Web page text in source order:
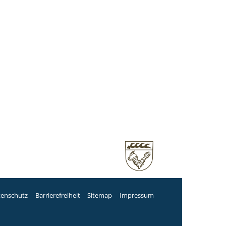
Barrierefreiheit Sitemap Impressum